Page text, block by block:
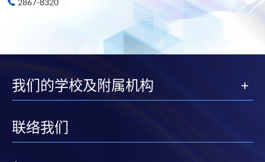
2867-8320
我们的学校及附属机构
联络我们